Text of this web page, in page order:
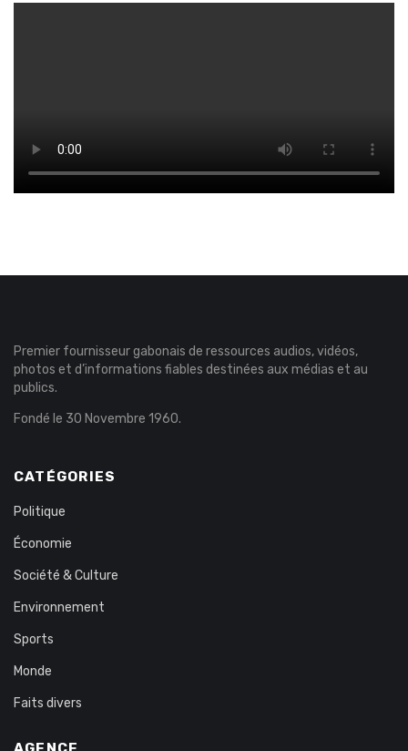
Premier fournisseur gabonais de ressources audios, vidéos,
photos et d’informations fiables destinées aux médias et au
publics.
Fondé le 30 Novembre 1960.
CATÉGORIES
Politique
Économie
Société & Culture
Environnement
Sports
Monde
Faits divers